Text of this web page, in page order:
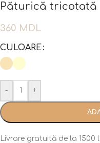
Păturică tricotată
360 MDL
CULOARE
- +
Livrare gratuită de la 1500